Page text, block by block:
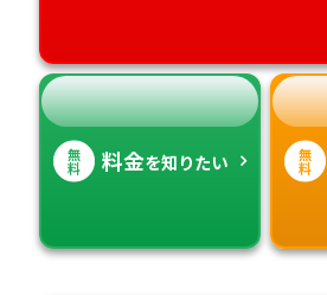
無
料 料金を知りたい 無
料